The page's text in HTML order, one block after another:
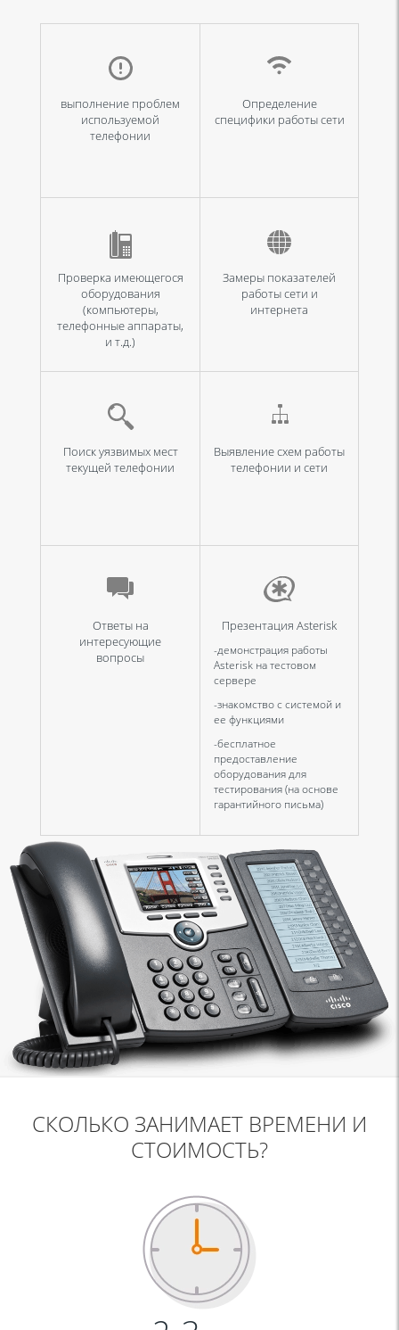
выполнение проблем
используемой
телефонии
Определение
специфики работы сети
Проверка имеющегося
оборудования
(компьютеры,
телефонные аппараты,
и т.д.)
Замеры показателей
работы сети и
интернета
Поиск уязвимых мест
текущей телефонии
Выявление схем работы
телефонии и сети
Ответы на
интересующие
вопросы
Презентация Asterisk
-демонстрация работы
Asterisk на тестовом
сервере
-знакомство с системой и
ее функциями
-бесплатное
предоставление
оборудования для
тестирования (на основе
гарантийного письма)
СКОЛЬКО ЗАНИМАЕТ ВРЕМЕНИ И
СТОИМОСТЬ?